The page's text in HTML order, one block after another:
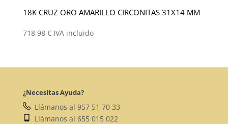
18K CRUZ ORO AMARILLO CIRCONITAS 31X14 MM
718,98 € IVA incluido
¿Necesitas Ayuda?
Llámanos al 957 51 70 33
Llámanos al 655 015 022